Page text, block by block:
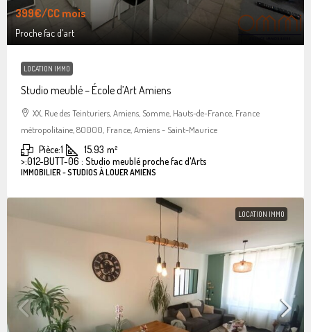
399€/CC mois
Proche fac d'art
LOCATION IMMO
Studio meublé – École d’Art Amiens
XX, Rue des Teinturiers, Amiens, Somme, Hauts-de-France, France
métropolitaine, 80000, France, Amiens - Saint-Maurice
Pièce:1 15.93 m²
>:012-BUTT-06 : Studio meublé proche fac d'Arts
IMMOBILIER - STUDIOS À LOUER AMIENS
LOCATION IMMO